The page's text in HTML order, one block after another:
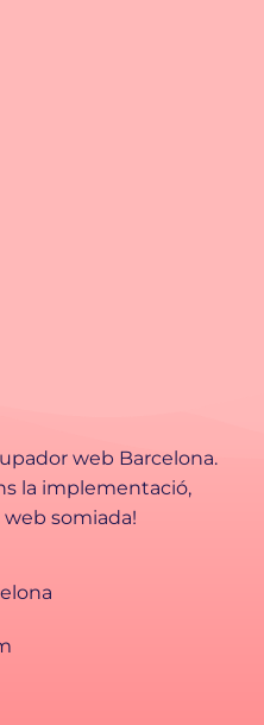
web Barcelona.
la implementació,
web somiada!